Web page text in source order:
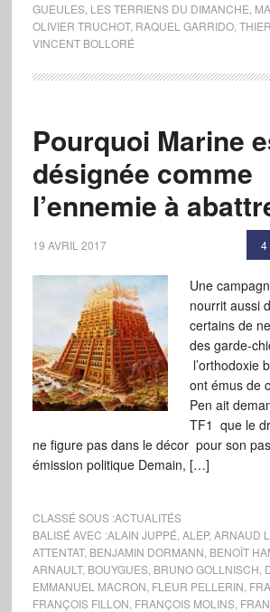
GUEULES, LES TERRIENS DU DIMANCHE
OLIVIER TRUCHOT, RAQUEL GARRIDO,
VINCENT BOLLORÉ
Pourquoi Marine
désignée comme
l’ennemie à
19 AVRIL 2017 4
Une
nourrit aussi
certains de
des garde-
l’orthodoxie
ont émus de
Pen ait
TF1 que le
ne figure pas dans le décor pour son
émission politique Demain, […]
CLASSÉ SOUS :ACTUALITÉS
BALISÉ AVEC :ALAIN JUPPÉ ALEP, ARNAUD
ATTENTAT, BENJAMIN DORMANN BENOÎT
ARNAULT, BOUYGUES, BRUNO GOLLNISCH
EMMANUEL MACRON FLEUR PELLERIN
FRANÇOIS FILLON FRANÇOIS MOLINS,